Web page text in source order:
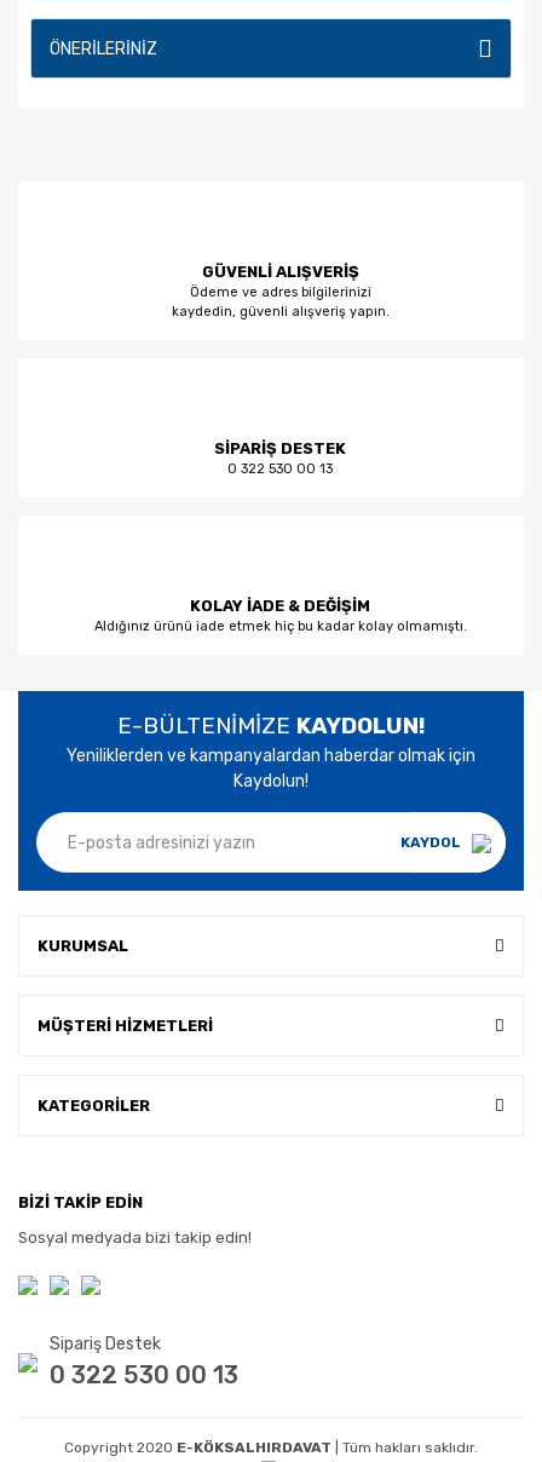
ÖNERILERINIZ
GÜVENLİ ALIŞVERİŞ
Ödeme ve adres bilgilerinizi
kaydedin, güvenli alışveriş yapın.
SİPARİŞ DESTEK
0 322 530 00 13
KOLAY İADE & DEĞİŞİM
Aldığınız ürünü iade etmek hiç bu kadar kolay olmamıştı.
E-BÜLTENİMİZE KAYDOLUN!
Yeniliklerden ve kampanyalardan haberdar olmak için
Kaydolun!
KAYDOL
KURUMSAL
MÜŞTERİ HİZMETLERİ
KATEGORİLER
BİZİ TAKİP EDİN
Sosyal medyada bizi takip edin!
Sipariş Destek
0 322 530 00 13
Copyright 2020 E-KÖKSALHIRDAVAT | Tüm hakları saklıdır.